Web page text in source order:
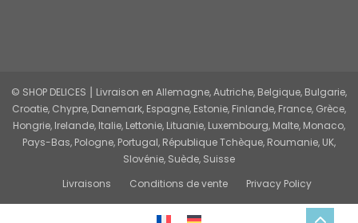
© SHOP DELICES ⎮ Livraison en Allemagne, Autriche, Belgique, Bulgarie,
Croatie, Chypre, Danemark, Espagne, Estonie, Finlande, France, Grèce,
Hongrie, Irelande, Italie, Lettonie, Lituanie, Luxembourg, Malte, Monaco,
Pays-Bas, Pologne, Portugal, République Tchèque, Roumanie, UK,
Slovénie, Suède, Suisse
Livraisons
Conditions de vente Privacy Policy